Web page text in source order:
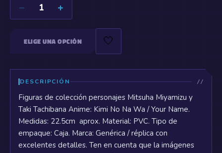
− 1 +
ELIGE UNA OPCIÓN 🤍
DESCRIPCIÓN
Figuras de colección personajes Mitsuha Miyamizu y
Taki Tachibana Anime: Kimi No Na Wa / Your Name.
Medidas: 22.5cm aprox. Material: PVC. Tipo de
empaque: Caja. Marca: Genérica / réplica con
excelentes detalles. Ten en cuenta que la imágenes